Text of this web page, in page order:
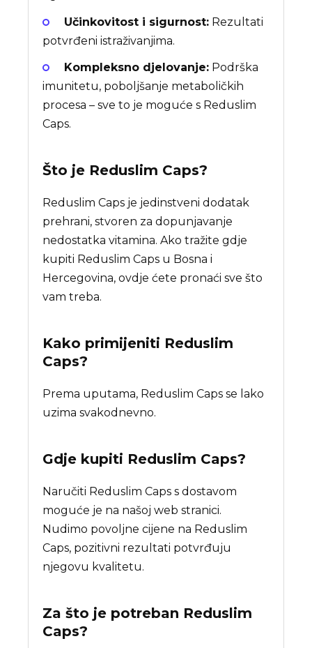
Učinkovitost i sigurnost: Rezultati
potvrđeni istraživanjima.
Kompleksno djelovanje: Podrška
imunitetu, poboljšanje metaboličkih
procesa – sve to je moguće s Reduslim
Caps.
Što je Reduslim Caps?
Reduslim Caps je jedinstveni dodatak
prehrani, stvoren za dopunjavanje
nedostatka vitamina. Ako tražite gdje
kupiti Reduslim Caps u Bosna i
Hercegovina, ovdje ćete pronaći sve što
vam treba.
Kako primijeniti Reduslim
Caps?
Prema uputama, Reduslim Caps se lako
uzima svakodnevno.
Gdje kupiti Reduslim Caps?
Naručiti Reduslim Caps s dostavom
moguće je na našoj web stranici.
Nudimo povoljne cijene na Reduslim
Caps, pozitivni rezultati potvrđuju
njegovu kvalitetu.
Za što je potreban Reduslim
Caps?